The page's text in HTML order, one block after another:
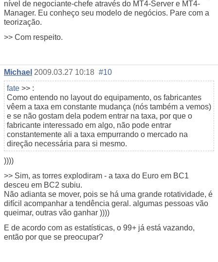
nível de negociante-chefe através do MT4-Server e MT4-
Manager. Eu conheço seu modelo de negócios. Pare com a
teorização.
>> Com respeito.
Michael 2009.03.27 10:18 #10
fate >> :
Como entendo no layout do equipamento, os fabricantes
vêem a taxa em constante mudança (nós também a vemos)
e se não gostam dela podem entrar na taxa, por que o
fabricante interessado em algo, não pode entrar
constantemente ali a taxa empurrando o mercado na
direção necessária para si mesmo.
))))
>> Sim, as torres explodiram - a taxa do Euro em BC1
desceu em BC2 subiu.
Não adianta se mover, pois se há uma grande rotatividade, é
difícil acompanhar a tendência geral. algumas pessoas vão
queimar, outras vão ganhar ))))
E de acordo com as estatísticas, o 99+ já está vazando,
então por que se preocupar?